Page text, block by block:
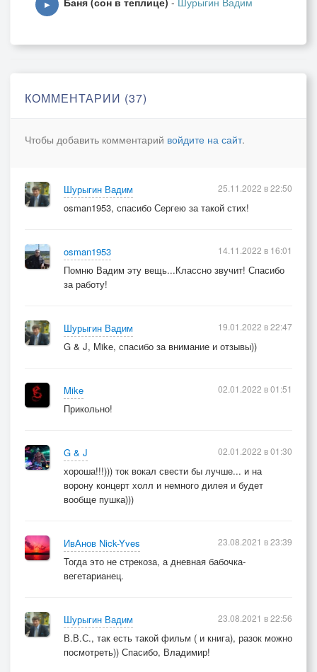
Ты на пули ничуть не скупился.
Тем дальше душа от света.
▶
КОММЕНТАРИИ (37)
Чтобы добавить комментарий войдите на сайт.
Шурыгин Вадим
osman1953, спасибо Сергею за такой стих!
25.11.2022 в 22:50
osman1953
Помню Вадим эту вещь...Классно звучит! Спасибо
за работу!
14.11.2022 в 16:01
Шурыгин Вадим
G & J, Mike, спасибо за внимание и отзывы))
19.01.2022 в 22:47
Mike
Прикольно!
02.01.2022 в 01:51
G & J
хороша!!!))) ток вокал свести бы лучше... и на
ворону концерт холл и немного дилея и будет
вообще пушка)))
02.01.2022 в 01:30
ИвАнов Nick-Yves
Тогда это не стрекоза, а дневная бабочка-
вегетарианец.
23.08.2021 в 23:39
Шурыгин Вадим
В.В.С., так есть такой фильм ( и книга), разок можно
посмотреть)) Спасибо, Владимир!
23.08.2021 в 22:56